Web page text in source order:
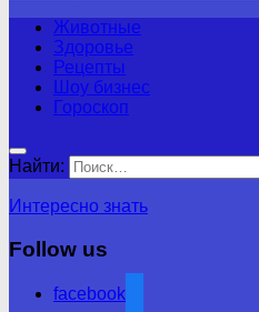
Животные
Здоровье
Рецепты
Шоу бизнес
Гороскоп
Найти:
Интересно знать
Follow us
facebook